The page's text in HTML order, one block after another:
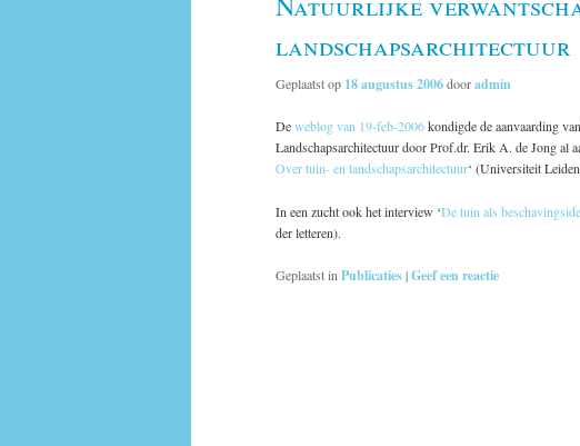
landschapsarchitectuur
Geplaatst op 18 augustus 2006dooradmin
Deweblog van 19-feb-2006kondigde de aanvaarding
Landschapsarchitectuur door Prof.dr. Erik A. de Jong al
Over tuin- en landschapsarchitectuur‘ (Universiteit
In een zucht ook het interview ‘De tuin als
der letteren).
Geplaatst inPublicaties|Geef een reactie